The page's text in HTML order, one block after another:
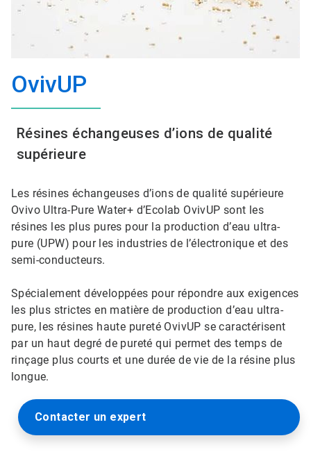
OvivUP
Résines échangeuses d’ions de qualité
supérieure
Les résines échangeuses d’ions de qualité supérieure
Ovivo Ultra-Pure Water+ d’Ecolab OvivUP sont les
résines les plus pures pour la production d’eau ultra-
pure (UPW) pour les industries de l’électronique et des
semi-conducteurs.
Spécialement développées pour répondre aux exigences
les plus strictes en matière de production d’eau ultra-
pure, les résines haute pureté OvivUP se caractérisent
par un haut degré de pureté qui permet des temps de
rinçage plus courts et une durée de vie de la résine plus
longue.
Contacter un expert